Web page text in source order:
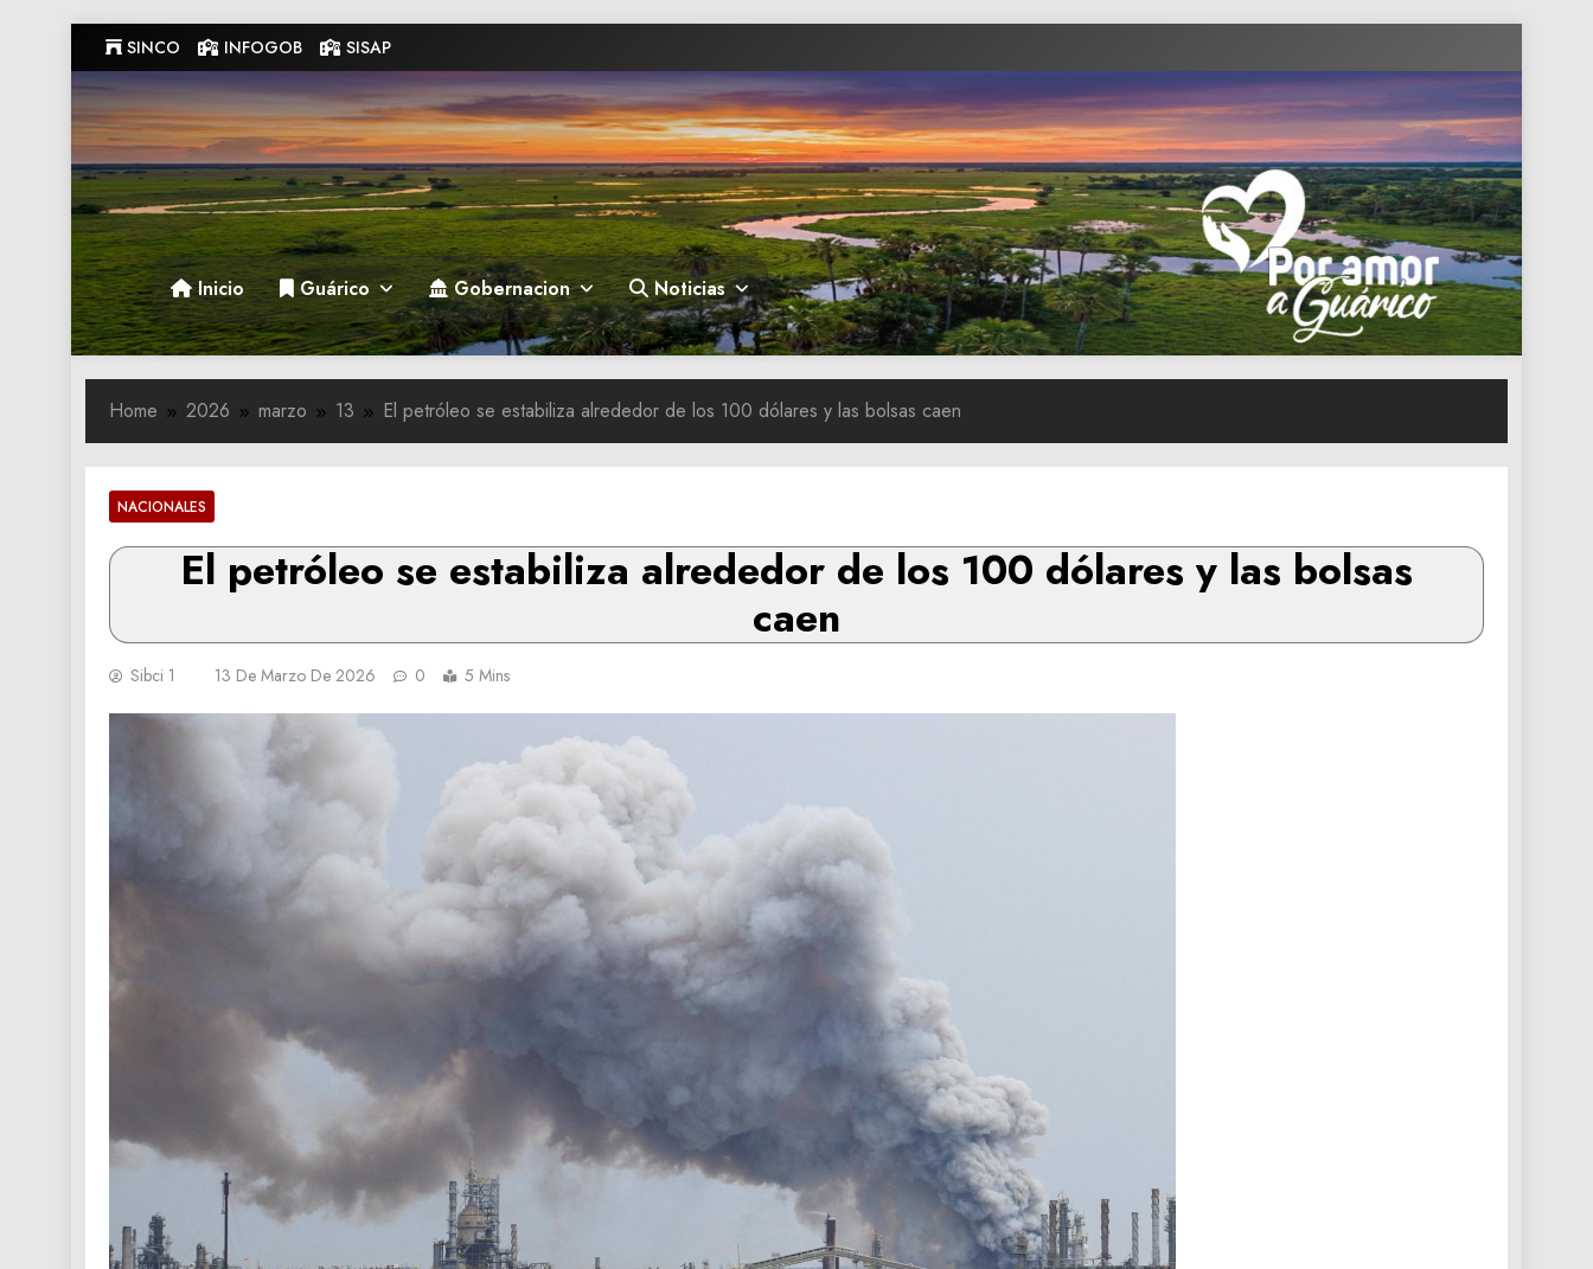
to
content
SINCO INFOGOB SISAP
Gobernacion de Guarico
Gobernacion de Guarico
Inicio Guárico Gobernacion Noticias
Home 2026 marzo 13 El petróleo se estabiliza alrededor de los 100 dólares y las bolsas caen
NACIONALES
El petróleo se estabiliza alrededor de los 100 dólares y las bolsas
caen
Sibci 1 13 De Marzo De 2026 0 5 Mins